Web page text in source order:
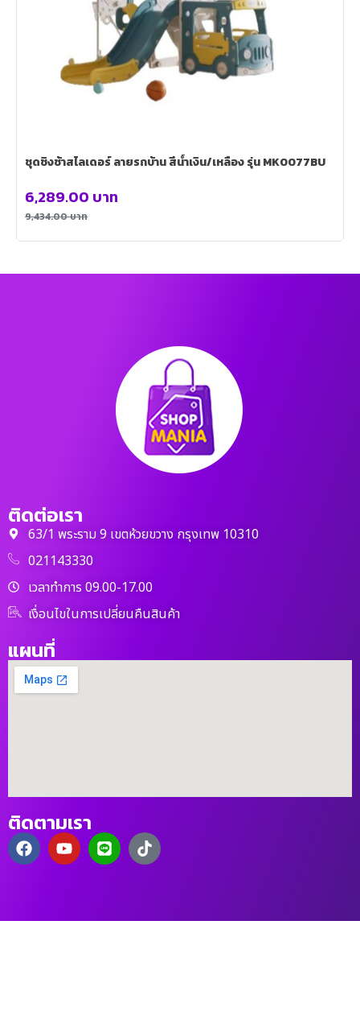
ชุดชิงช้าสไลเดอร์ ลายรถบ้าน สีน้ำเงิน/เหลือง รุ่น MK0077BU
9,434.00บาท
6,289.00 บาท
ติดต่อเรา
63/1 พระราม 9 เขตห้วยขวาง กรุงเทพ 10310
021143330
เวลาทำการ 09.00-17.00
เงื่อนไขในการเปลี่ยนคืนสินค้า
แผนที่
ติดตามเรา